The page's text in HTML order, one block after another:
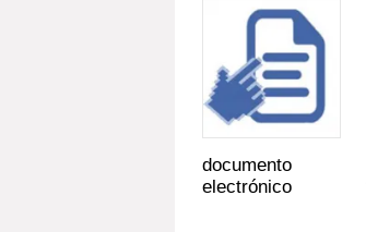
documento
electrónico